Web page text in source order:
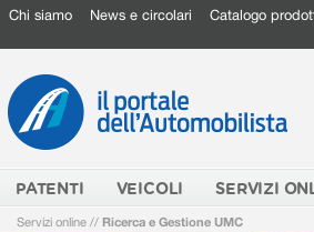
Chi siamo News e circolari Catalogo
PATENTI VEICOLI SERVIZI
Servizi online // Ricerca e Gestione UMC